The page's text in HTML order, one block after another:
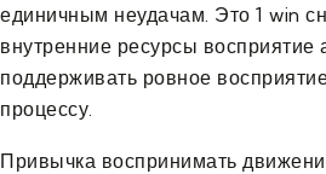
единичным неудачам. Это 1 win
внутренние ресурсы восприятие
поддерживать ровное
процессу.
Привычка воспринимать